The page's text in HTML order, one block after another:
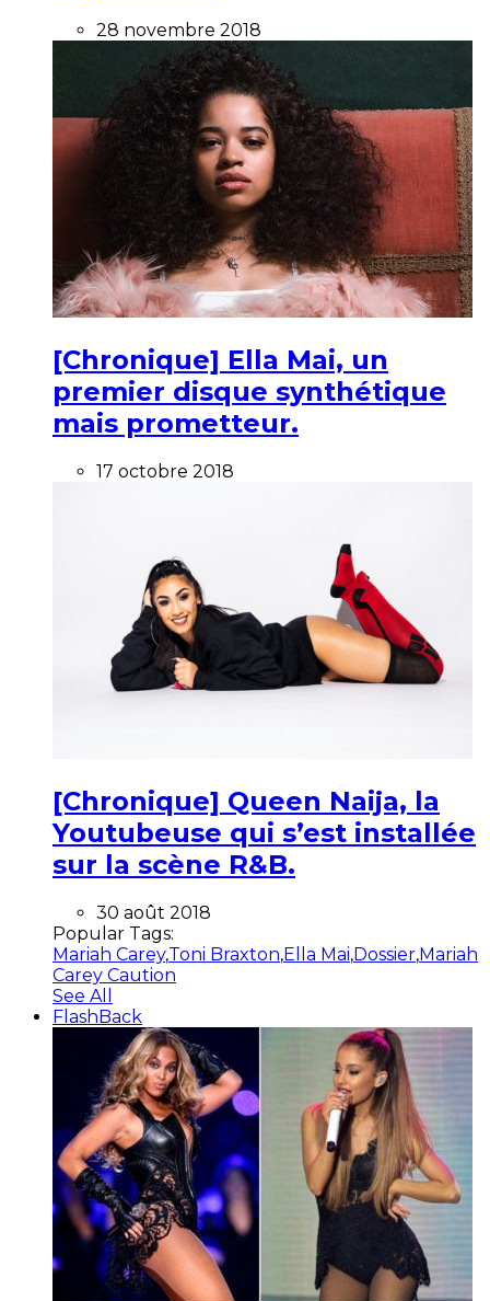
28 novembre 2018
[Chronique] Ella Mai, un
premier disque synthétique
mais prometteur.
17 octobre 2018
[Chronique] Queen Naija, la
Youtubeuse qui s’est installée
sur la scène R&B.
30 août 2018
Popular Tags:
Mariah Carey,Toni Braxton,Ella Mai,Dossier,Mariah
Carey Caution
See All
FlashBack